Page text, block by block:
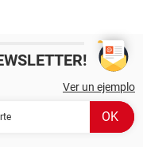
Ver un ejemplo